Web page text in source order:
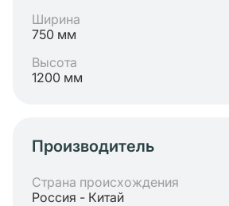
Ширина
750 мм
Высота
1200 мм
Производитель
Страна происхождения
Россия - Китай